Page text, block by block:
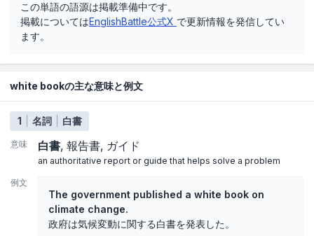
この単語の語源は掲載準備中です。
掲載についてはEnglishBattle公式X で更新情報を発信してい
ます。
white bookの主な意味と例文
1 名詞 白書
意味 白書 報告書 ガイド
an authoritative report or guide that helps solve a problem
例文
The government published a white book on
climate change.
政府は気候変動に関する白書を発表した。